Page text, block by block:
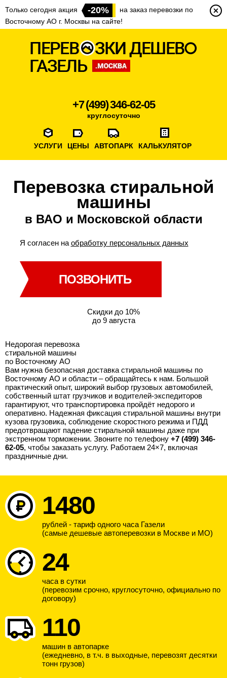
Только сегодня акция -20%
на заказ перевозки по
Восточному АО г. Москвы на сайте!
+7 (499) 346-62-05
круглосуточно
УСЛУГИ ЦЕНЫ АВТОПАРК КАЛЬКУЛЯТОР
Перевозка стиральной
машины
в ВАО и Московской области
Я согласен на обработку персональных данных
ПОЗВОНИТЬ
Скидки до 10%
до 9 августа
Недорогая перевозка
стиральной машины
по Восточному АО
Вам нужна безопасная доставка стиральной машины по
Восточному АО и области – обращайтесь к нам. Большой
практический опыт, широкий выбор грузовых автомобилей,
собственный штат грузчиков и водителей-экспедиторов
гарантируют, что транспортировка пройдёт недорого и
оперативно. Надежная фиксация стиральной машины внутри
кузова грузовика, соблюдение скоростного режима и ПДД
предотвращают падение стиральной машины даже при
экстренном торможении. Звоните по телефону +7 (499) 346-
62-05, чтобы заказать услугу. Работаем 24×7, включая
праздничные дни.
1480
рублей - тариф одного часа Газели
(самые дешевые автоперевозки в Москве и МО)
24
часа в сутки
(перевозим срочно, круглосуточно, официально по
договору)
110
машин в автопарке
(ежедневно, в т.ч. в выходные, перевозят десятки
тонн грузов)